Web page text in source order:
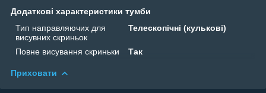
Додаткові характеристики тумби
Тип направляючих для
висувних скриньок
Телескопічні (кулькові)
Повне висування скриньки Так
Приховати